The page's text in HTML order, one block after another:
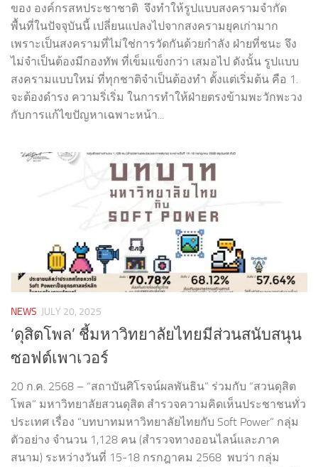
ของ องค์กรสหประชาชาติ จึงทำให้รูปแบบสงครามจำกัด
พื้นที่ในปัจจุบันนี้ เปลี่ยนแปลงไปจากสงครามยุคเก่ามาก
เพราะเป็นสงครามที่ไม่ใช่การวัดกันด้วยกำลัง ฝ่ายที่ชนะ จึง
ไม่จำเป็นต้องมีกองทัพ ที่เข็มแข็งกว่า เสมอไป ดังนั้น รูปแบบ
สงครามแบบใหม่ ที่ทุกชาติจำเป็นต้องทำ ตั้งแต่เริ่มต้น คือ 1.
จะต้องดำรง ความริ่เริ่ม ในการทำให้ฝ่ายตรงข้ามพะวักพะวง
กับการแก้ไขปัญหาเฉพาะหน้า...
NEWS JULY 20, 2025
‘ดุสิตโพล’ ชี้มหาวิทยาลัยไทยมีส่วนสนับสนุน
ซอฟต์เพาเวอร์
20 ก.ค. 2568 – “สถาบันศิโรจน์ผลพันธิน” ร่วมกับ “สวนดุสิต
โพล” มหาวิทยาลัยสวนดุสิต สำรวจความคิดเห็นประชาชนทั่ว
ประเทศ เรื่อง “บทบาทมหาวิทยาลัยไทยกับ Soft Power” กลุ่ม
ตัวอย่าง จำนวน 1,128 คน (สำรวจทางออนไลน์และภาค
สนาม) ระหว่างวันที่ 15-18 กรกฎาคม 2568 พบว่า กลุ่ม